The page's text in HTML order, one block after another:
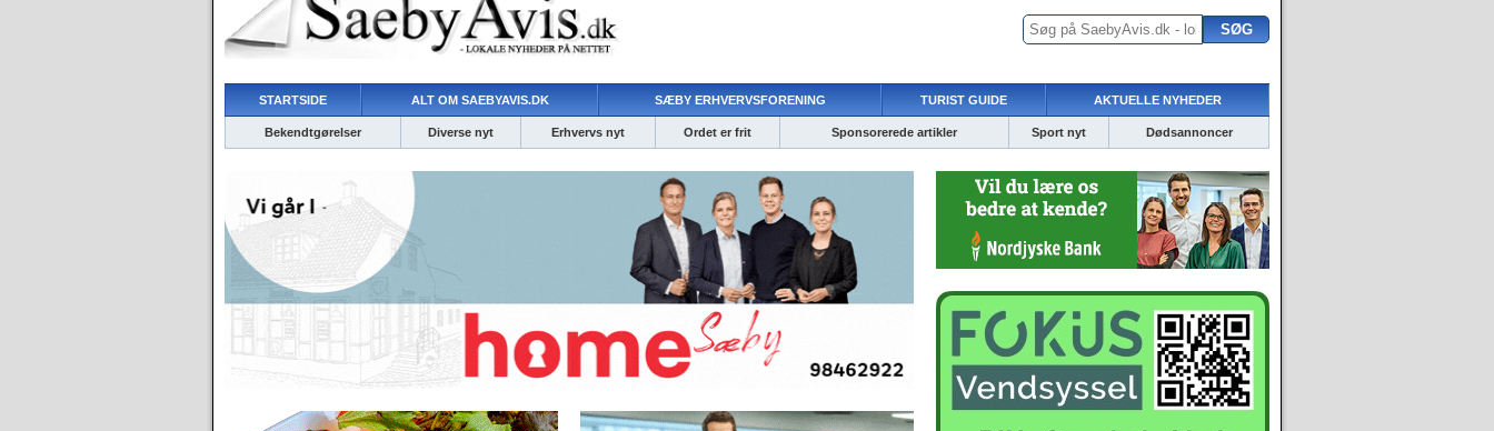
STARTSIDE ALT OM SAEBYAVIS.DK SÆBY ERHVERVSFORENING TURIST GUIDE AKTUELLE NYHEDER
Bekendtgørelser Diverse nyt Erhvervs nyt Ordet er frit Sponsorerede artikler Sport nyt Dødsannoncer